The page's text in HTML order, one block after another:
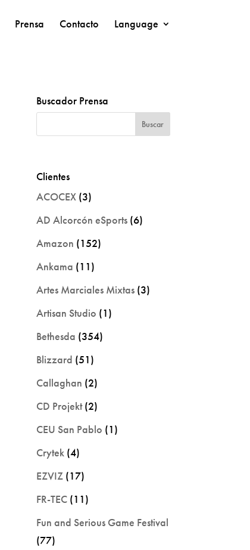
Prensa Contacto Language
Buscador Prensa
Clientes
ACOCEX (3)
AD Alcorcón eSports (6)
Amazon (152)
Ankama (11)
Artes Marciales Mixtas (3)
Artisan Studio (1)
Bethesda (354)
Blizzard (51)
Callaghan (2)
CD Projekt(2)
CEU San Pablo (1)
Crytek (4)
EZVIZ (17)
FR-TEC (11)
Fun and Serious Game Festival
(77)